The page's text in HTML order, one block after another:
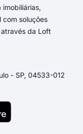
com soluções
da Loft
- SP, 04533-012